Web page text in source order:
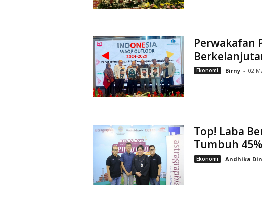
Perwakafan
Ekonomi Birny - 02
Top! Laba
Tumbuh 45%
Ekonomi Andhika